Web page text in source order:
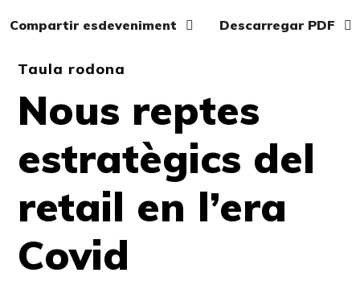
Compartir esdeveniment Descarregar PDF
Taula rodona
Nous reptes
estratègics del
retail en l’era
Covid